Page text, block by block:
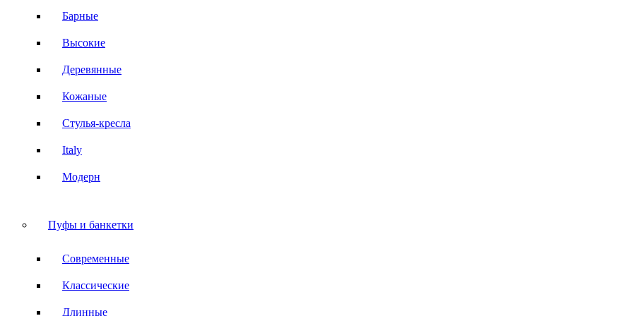
Барные
Высокие
Деревянные
Кожаные
Стулья-кресла
Italy
Модерн
Пуфы и банкетки
Современные
Классические
Длинные